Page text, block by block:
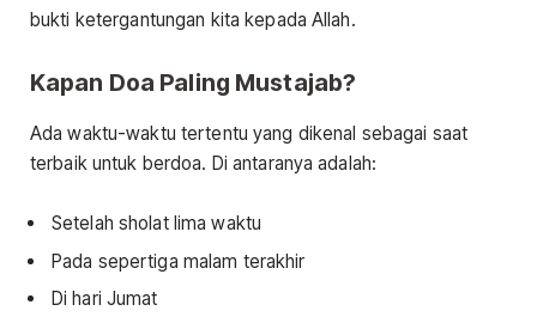
bukti ketergantungan kita kepada Allah.
Kapan Doa Paling Mustajab?
Ada waktu-waktu tertentu yang dikenal sebagai saat
terbaik untuk berdoa. Di antaranya adalah:
Setelah sholat lima waktu
Pada sepertiga malam terakhir
Di hari Jumat